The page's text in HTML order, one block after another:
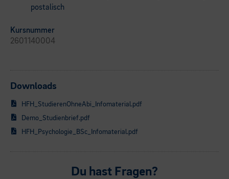
postalisch
Kursnummer
2601140004
Downloads
HFH_StudierenOhneAbi_Infomaterial.pdf
Demo_Studienbrief.pdf
HFH_Psychologie_BSc_Infomaterial.pdf
Du hast Fragen?